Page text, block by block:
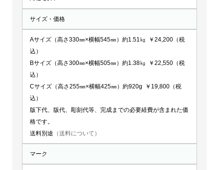
サイズ・価格
Aサイズ（高さ330㎜×横幅545㎜）約1.51㎏ ￥24,200（税
込）
Bサイズ（高さ300㎜×横幅505㎜）約1.38㎏ ￥22,550（税
込）
Cサイズ（高さ255㎜×横幅425㎜）約920g ￥19,800（税
込）
版下代、版代、彫刻代等、完成までの必要経費が含まれた価
格です。
送料別途 （送料について）
マーク